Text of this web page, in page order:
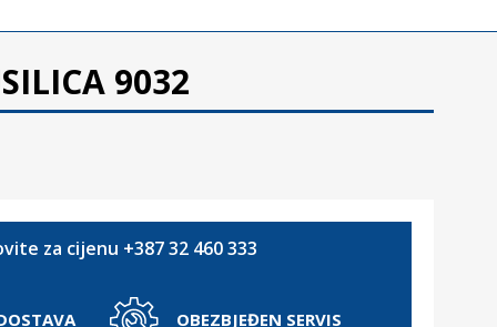
9032
za cijenu +387 32 460 333
OBEZBJEĐEN SERVIS